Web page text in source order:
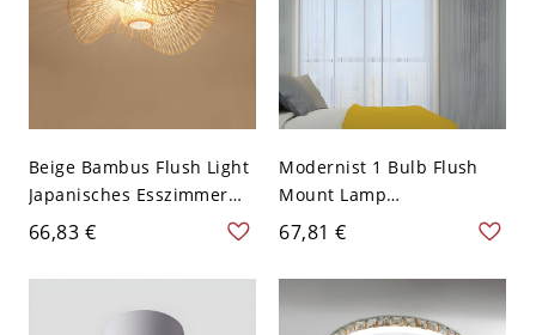
Beige Bambus Flush Light
Japanisches Esszimmer
Flush Mount
Deckenleuchten mit 1
Licht - Braun 110V-120V
66,83 €
Modernist 1 Bulb Flush
Mount Lamp
Black/Chrome Spherical
Ceiling Mounted Fixture
with Crystal Block Shade -
Chrom 110V-120V
67,81 €